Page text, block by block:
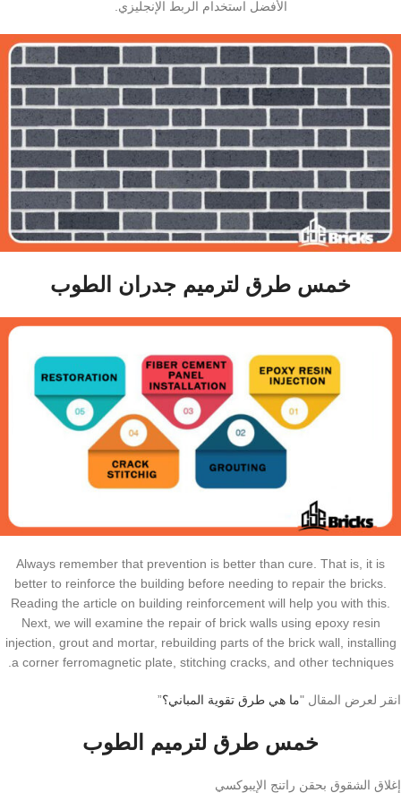
الأفضل استخدام الربط الإنجليزي.
خمس طرق لترميم جدران الطوب
Always remember that prevention is better than cure. That is, it is
better to reinforce the building before needing to repair the bricks.
Reading the article on building reinforcement will help you with this.
Next, we will examine the repair of brick walls using epoxy resin
injection, grout and mortar, rebuilding parts of the brick wall, installing
a corner ferromagnetic plate, stitching cracks, and other techniques.
انقر لعرض المقال "ما هي طرق تقوية المباني؟”
خمس طرق لترميم الطوب
إغلاق الشقوق بحقن راتنج الإيبوكسي